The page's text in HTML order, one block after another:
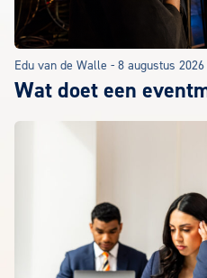
Edu van de Walle - 8 augustus 2026
Wat doet een